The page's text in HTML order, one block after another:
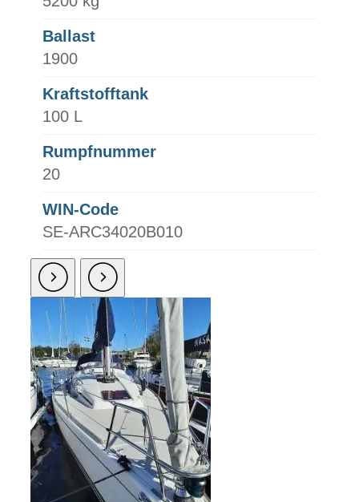
Ballast
1900
Kraftstofftank
100 L
Rumpfnummer
20
WIN-Code
SE-ARC34020B010